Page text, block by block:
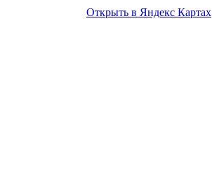
Открыть в Яндекс Картах